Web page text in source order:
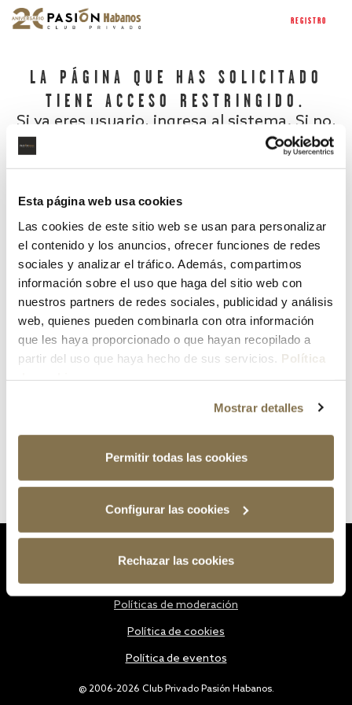
Esta página web usa cookies
Las cookies de este sitio web se usan para personalizar
el contenido y los anuncios, ofrecer funciones de redes
sociales y analizar el tráfico. Además, compartimos
información sobre el uso que haga del sitio web con
nuestros partners de redes sociales, publicidad y análisis
web, quienes pueden combinarla con otra información
que les haya proporcionado o que hayan recopilado a
partir del uso que haya hecho de sus servicios. Política
Mostrar detalles
Permitir todas las cookies
Configurar las cookies
Rechazar las cookies
REGISTRO
LA PÁGINA QUE HAS SOLICITADO
TIENE ACCESO RESTRINGIDO.
Si ya eres usuario, ingresa al sistema. Si no,
¿Has olvidado tu contraseña?
@ 2006-2026 Club Privado Pasión Habanos.
Políticas de moderación
Política de cookies
Política de eventos